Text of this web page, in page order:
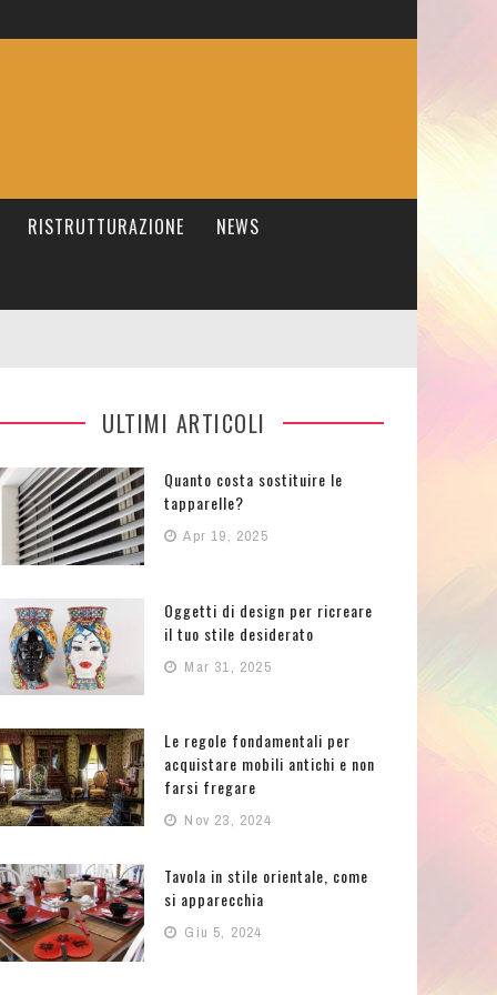
RISTRUTTURAZIONE NEWS
ULTIMI ARTICOLI
Quanto costa sostituire le
tapparelle?
Apr 19, 2025
Oggetti di design per ricreare
il tuo stile desiderato
Mar 31, 2025
Le regole fondamentali per
acquistare mobili antichi e non
farsi fregare
Nov 23, 2024
Tavola in stile orientale, come
si apparecchia
Giu 5, 2024